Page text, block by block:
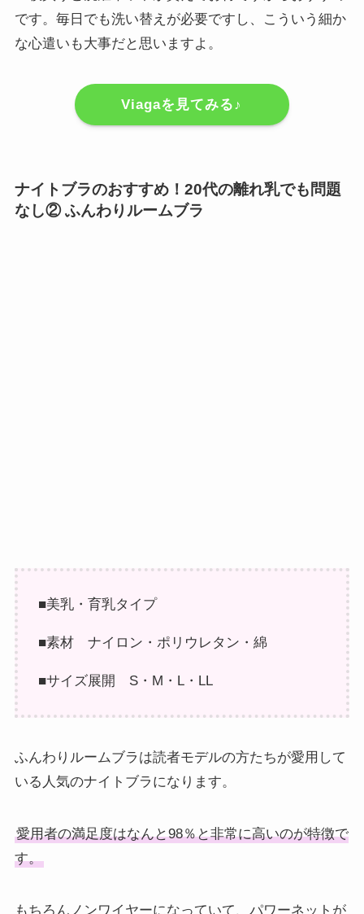
です。毎日でも洗い替えが必要ですし、こういう細か
な心遣いも大事だと思いますよ。
Viagaを見てみる♪
ナイトブラのおすすめ！20代の離れ乳でも問題
なし② ふんわりルームブラ
■美乳・育乳タイプ
■素材 ナイロン・ポリウレタン・綿
■サイズ展開 S・M・L・LL
ふんわりルームブラは読者モデルの方たちが愛用して
いる人気のナイトブラになります。
愛用者の満足度はなんと98％と非常に高いのが特徴で
す。
もちろんノンワイヤーになっていて、パワーネットが